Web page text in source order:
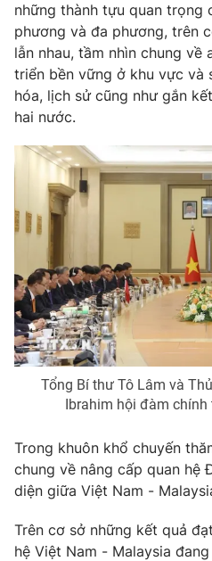
VTV4
VTV9
Liên hệ tòa soạn
THỜI BÁO VTV
Theo dõi báo trên
Cơ quan chủ quản:
Đài Truyền
Cơ quan báo chí:Thời báo VTV
Giấy phép hoạt động báo in và
cấp ngày 29/12/2023
Phó Tổng Biên tập:
Nguyễn Thị
Nguyễn Trọng Ninh
Tổng đài VTV:024.38 355 931 -
Ðiện thoại Thời báo VTV: 024.66
Email:toasoan@vtv.vn
những thành tựu quan trọng
phương và đa phương, trên
lẫn nhau, tầm nhìn chung về
triển bền vững ở khu vực và
hóa, lịch sử cũng như gắn
hai nước.
Tổng Bí thư Tô Lâm và
Ibrahim hội đàm chính
Trong khuôn khổ chuyến
chung về nâng cấp quan hệ
diện giữa Việt Nam -
Trên cơ sở những kết quả
hệ Việt Nam - Malaysia